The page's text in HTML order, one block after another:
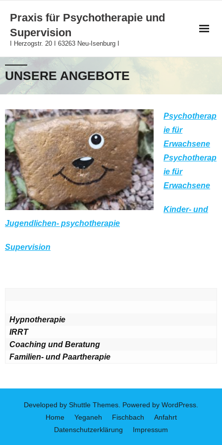
content
Praxis für Psychotherapie und
Supervision
I Herzogstr. 20 I 63263 Neu-Isenburg I
UNSERE ANGEBOTE
Psychotherap
ie für
Erwachsene
Psychotherap
ie für
Erwachsene
Kinder- und
Jugendlichen- psychotherapie
Supervision
Hypnotherapie
IRRT
Coaching und Beratung
Familien- und Paartherapie
Developed by Shuttle Themes . Powered by WordPress
Home
Yeganeh Fischbach
Anfahrt
Datenschutzerklärung
Impressum